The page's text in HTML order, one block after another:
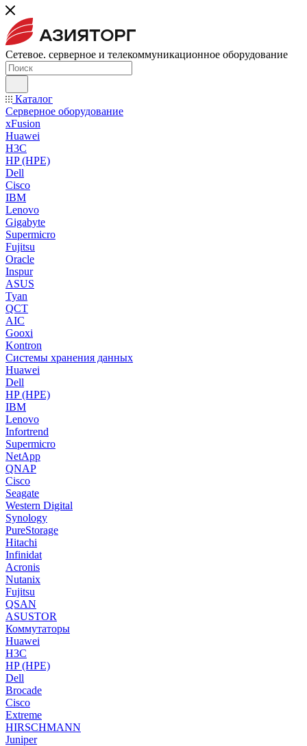
Сетевое. серверное и телекоммуникационное оборудование
Каталог
Серверное оборудование
xFusion
Huawei
H3C
HP (HPE)
Dell
Cisco
IBM
Lenovo
Gigabyte
Supermicro
Fujitsu
Oracle
Inspur
ASUS
Tyan
QCT
AIC
Gooxi
Kontron
Системы хранения данных
Huawei
Dell
HP (HPE)
IBM
Lenovo
Infortrend
Supermicro
NetApp
QNAP
Cisco
Seagate
Western Digital
Synology
PureStorage
Hitachi
Infinidat
Acronis
Nutanix
Fujitsu
QSAN
ASUSTOR
Коммутаторы
Huawei
H3C
HP (HPE)
Dell
Brocade
Cisco
Extreme
HIRSCHMANN
Juniper